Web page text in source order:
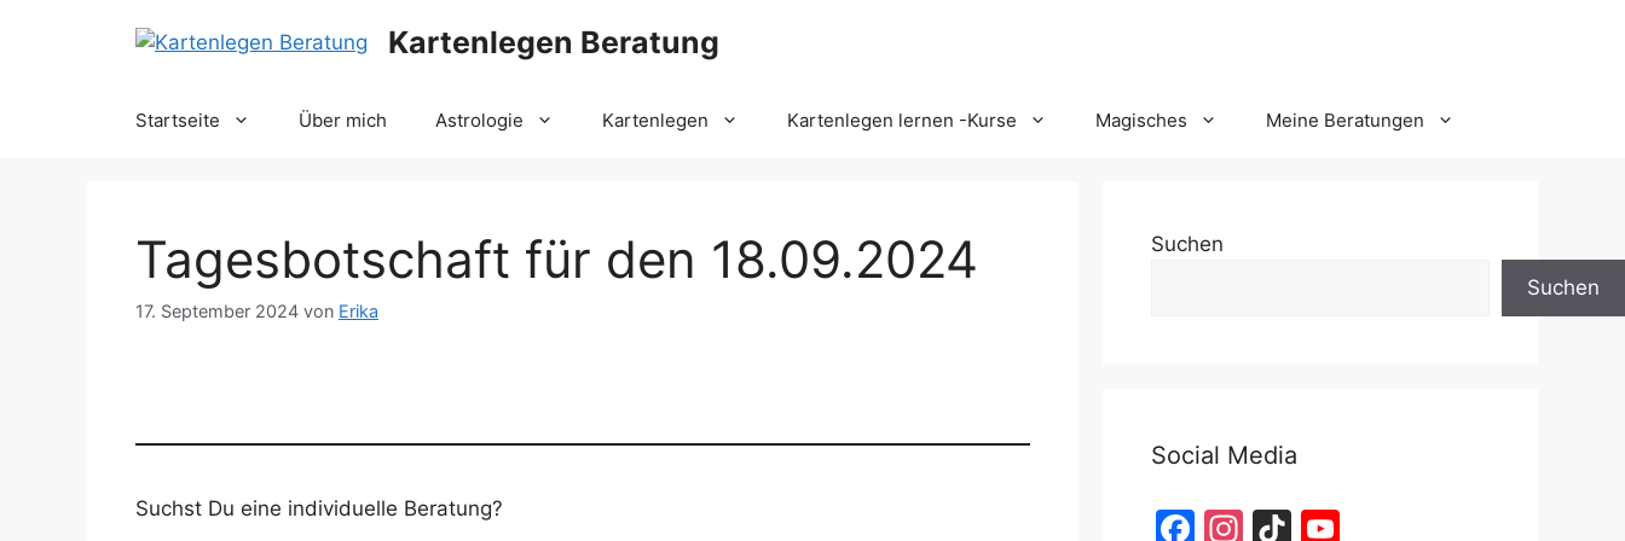
Kartenlegen Beratung
Startseite Über mich Astrologie Kartenlegen Kartenlegen lernen -Kurse Magisches Meine Beratungen
Tagesbotschaft für den 18.09.2024
17. September 2024 von Erika
Suchst Du eine individuelle Beratung?
Suchen
Suchen
Social Media
F In Ti